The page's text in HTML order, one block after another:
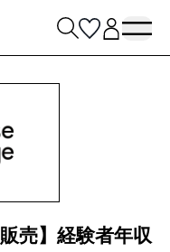
売】経験者年収